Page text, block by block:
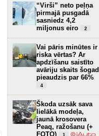
“Virši” neto peļņa
pirmajā pusgadā
sasniedz 4,2
miljonus eiro
2
Vai pāris minūtes ir
riska vērtas? Ar
apdzīšanu saistīto
avāriju skaits šogad
pieaudzis par 66%
4
Škoda uzsāk sava
lielākā modeļa,
jaunā krosovera
Peaq, ražošanu (+
FOTO)
1